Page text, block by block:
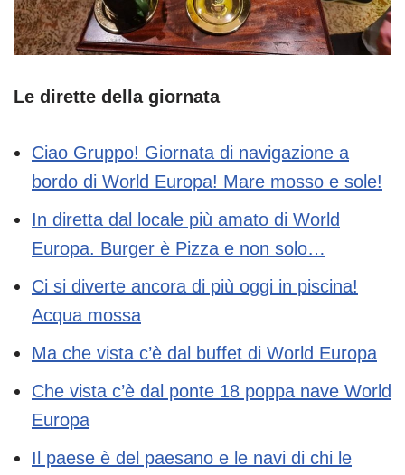
Le dirette della giornata
Ciao Gruppo! Giornata di navigazione a
bordo di World Europa! Mare mosso e sole!
In diretta dal locale più amato di World
Europa. Burger è Pizza e non solo…
Ci si diverte ancora di più oggi in piscina!
Acqua mossa
Ma che vista c’è dal buffet di World Europa
Che vista c’è dal ponte 18 poppa nave World
Europa
Il paese è del paesano e le navi di chi le